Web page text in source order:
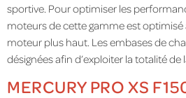
sportive. Pour optimiser les
moteurs de cette gamme est optimisé
moteur plus haut. Les embases de
désignées afin d’exploiter la totalité
MERCURY PRO XS